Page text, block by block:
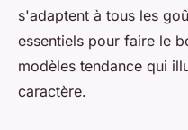
s'adaptent à tous les
essentiels pour faire le
modèles tendance qui
caractère.